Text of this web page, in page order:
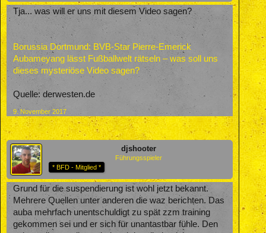
Tja... was will er uns mit diesem Video sagen?
Borussia Dortmund: BVB-Star Pierre-Emerick
Aubameyang lässt Fußballwelt rätseln – was soll uns
dieses mysteriöse Video sagen?
Quelle: derwesten.de
9. November 2017
djshooter
Führungsspieler
* BFD - Mitglied *
Grund für die suspendierung ist wohl jetzt bekannt.
Mehrere Quellen unter anderen die waz berichten. Das
auba mehrfach unentschuldigt zu spät zzm training
gekommen sei und er sich für unantastbar fühle. Den